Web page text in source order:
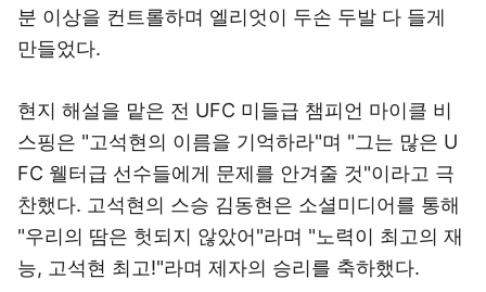
분 이상을 컨트롤하며 엘리엇이 두손 두발 다 들게
만들었다.
현지 해설을 맡은 전 UFC 미들급 챔피언 마이클 비
스핑은 "고석현의 이름을 기억하라"며 "그는 많은 U
FC 웰터급 선수들에게 문제를 안겨줄 것"이라고 극
찬했다. 고석현의 스승 김동현은 소셜미디어를 통해
"우리의 땀은 헛되지 않았어"라며 "노력이 최고의 재
능, 고석현 최고!"라며 제자의 승리를 축하했다.